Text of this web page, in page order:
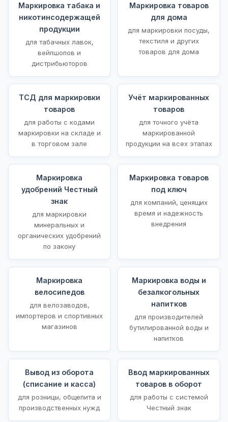
Маркировка табака и
никотинсодержащей
продукции
для табачных лавок,
вейпшопов и
дистрибьюторов
Маркировка товаров
для дома
для маркировки посуды,
текстиля и других
товаров для дома
ТСД для маркировки
товаров
для работы с кодами
маркировки на складе и
в торговом зале
Учёт маркированных
товаров
для точного учёта
маркированной
продукции на всех этапах
Маркировка
удобрений Честный
знак
для маркировки
минеральных и
органических удобрений
по закону
Маркировка товаров
под ключ
для компаний, ценящих
время и надежность
внедрения
Маркировка
велосипедов
для велозаводов,
импортеров и спортивных
магазинов
Маркировка воды и
безалкогольных
напитков
для производителей
бутилированной воды и
напитков
Вывод из оборота
(списание и касса)
для розницы, общепита и
производственных нужд
Ввод маркированных
товаров в оборот
для работы с системой
Честный знак